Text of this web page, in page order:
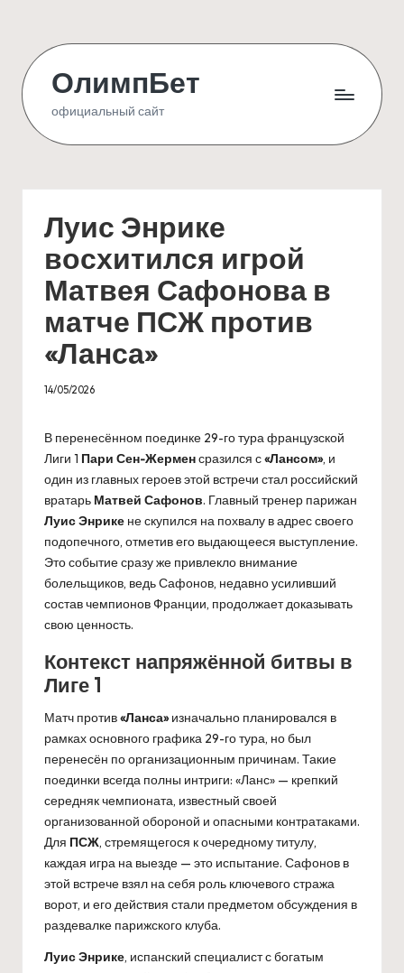
content
ОлимпБет
официальный сайт
Луис Энрике
восхитился игрой
Матвея Сафонова в
матче ПСЖ против
«Ланса»
14/05/2026
В перенесённом поединке 29-го тура французской
Лиги 1 Пари Сен-Жерменсразился с«Лансом», и
один из главных героев этой встречи стал российский
вратарь Матвей Сафонов. Главный тренер парижан
Луис Энрике не скупился на похвалу в адрес своего
подопечного, отметив его выдающееся выступление.
Это событие сразу же привлекло внимание
болельщиков, ведь Сафонов, недавно усиливший
состав чемпионов Франции, продолжает доказывать
свою ценность.
Контекст напряжённой битвы в
Лиге 1
Матч против«Ланса»изначально планировался в
рамках основного графика 29-го тура, но был
перенесён по организационным причинам. Такие
поединки всегда полны интриги: «Ланс» — крепкий
середняк чемпионата, известный своей
организованной обороной и опасными контратаками.
Для ПСЖ, стремящегося к очередному титулу,
каждая игра на выезде — это испытание. Сафонов в
этой встрече взял на себя роль ключевого стража
ворот, и его действия стали предметом обсуждения в
раздевалке парижского клуба.
Луис Энрике, испанский специалист с богатым